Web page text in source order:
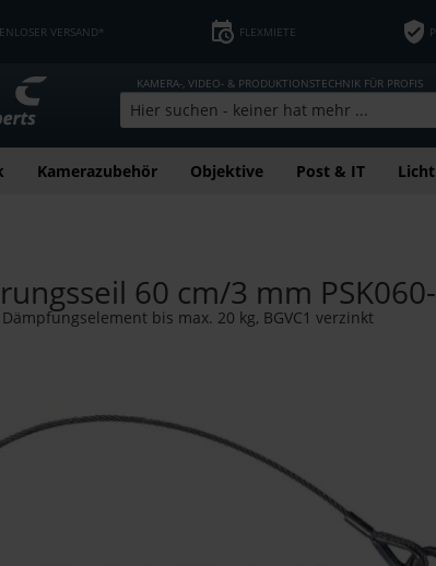
VERSAND* FLEXMIETE
KAMERA-, VIDEO- & PRODUKTIONSTECHNIK FÜR PROFIS
Kamerazubehör Objektive Post & IT Licht
60 cm/3 mm
bis max. 20 kg, BGVC1 verzinkt